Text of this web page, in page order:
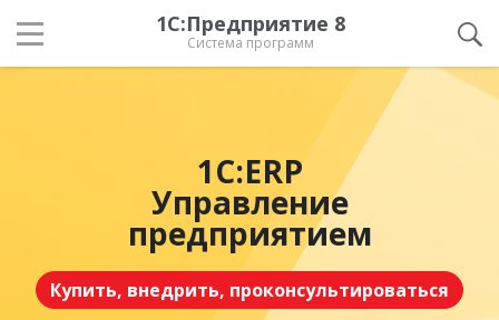
1С:Предприятие 8
Система программ
1С:ERP
Управление
предприятием
Купить, внедрить, проконсультироваться